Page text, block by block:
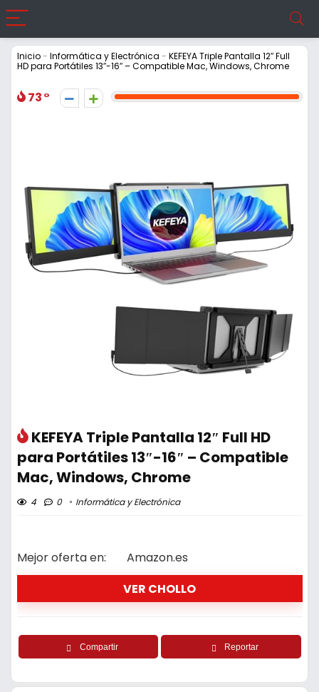
Inicio- Informática y Electrónica - KEFEYA Triple Pantalla 12″ Full
HD para Portátiles 13″-16″ – Compatible Mac, Windows, Chrome
73
KEFEYA Triple Pantalla 12″ Full HD
para Portátiles 13″-16″ – Compatible
Mac, Windows, Chrome
4 0 Informática y Electrónica
Mejor oferta en:
Amazon.es
VER CHOLLO
Compartir Reportar